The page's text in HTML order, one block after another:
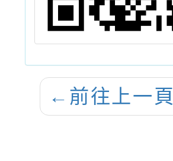
← 前往上一頁